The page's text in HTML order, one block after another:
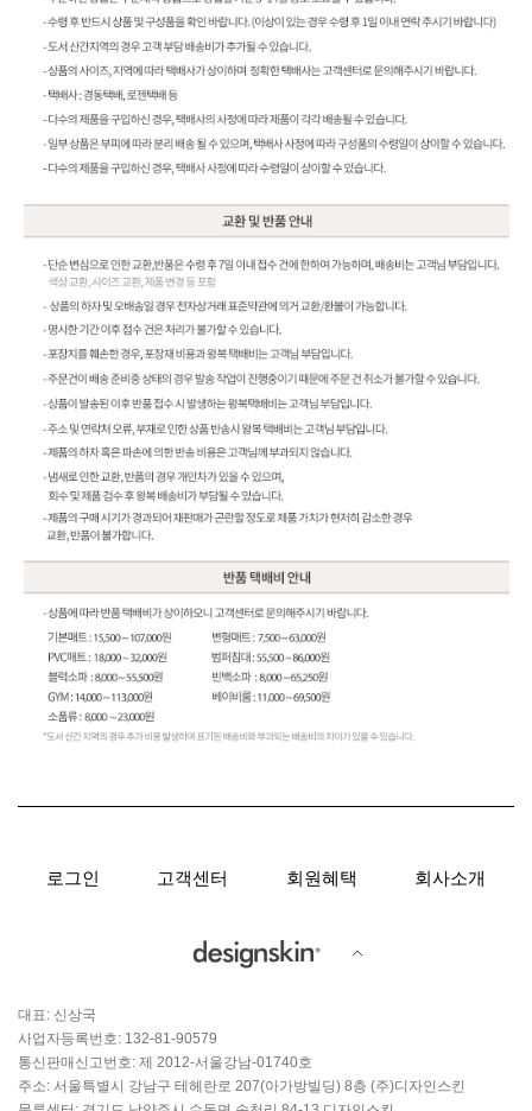
로그인 고객센터 회원혜택 회사소개
대표: 신상국
사업자등록번호: 132-81-90579
통신판매신고번호: 제 2012-서울강남-01740호
주소: 서울특별시 강남구 테헤란로 207(아가방빌딩) 8층 (주)디자인스킨